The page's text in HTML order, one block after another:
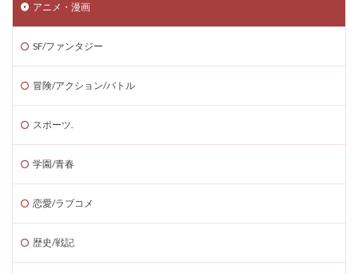
アニメ・漫画
SF/ファンタジー
冒険/アクション/バトル
スポーツ.
学園/青春
恋愛/ラブコメ
歴史/戦記